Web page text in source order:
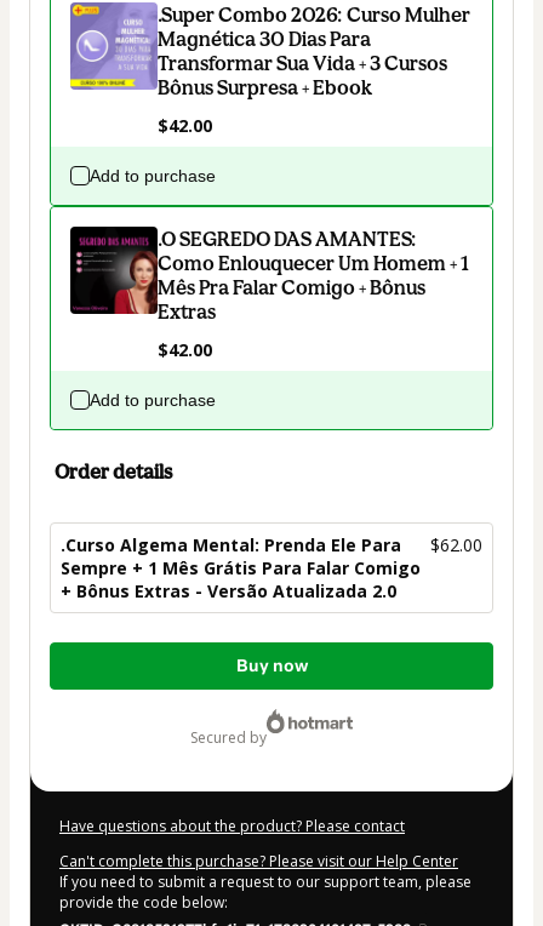
.Super Combo 2026: Curso Mulher
Magnética 30 Dias Para
Transformar Sua Vida + 3 Cursos
Bônus Surpresa + Ebook
$42.00
Add to purchase
.O SEGREDO DAS AMANTES:
Como Enlouquecer Um Homem + 1
Mês Pra Falar Comigo + Bônus
Extras
$42.00
Add to purchase
Order details
.Curso Algema Mental: Prenda Ele Para
Sempre + 1 Mês Grátis Para Falar Comigo
+ Bônus Extras - Versão Atualizada 2.0
$62.00
Total
$62.00
Buy now
secured by
Have questions about the product? Please contact
Can't complete this purchase? Please visit our Help Center
If you need to submit a request to our support team, please
provide the code below: